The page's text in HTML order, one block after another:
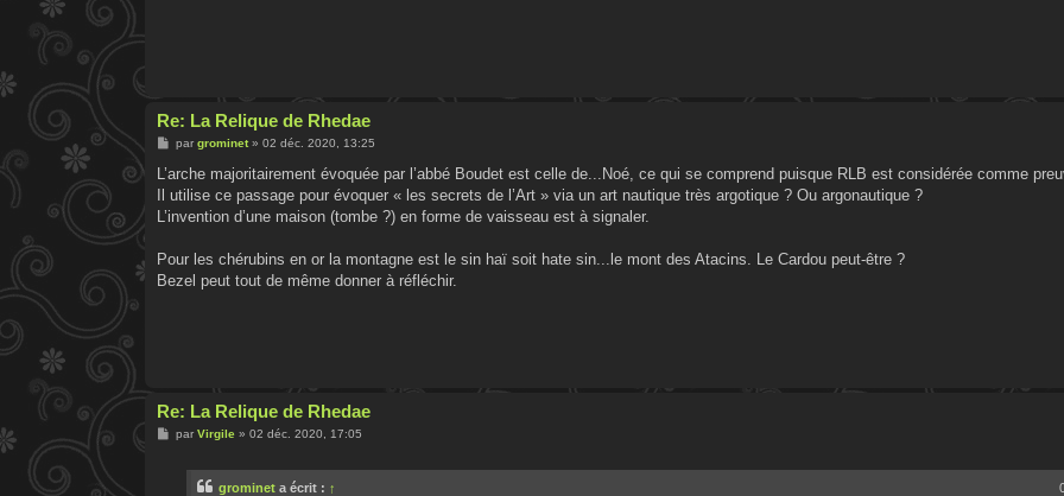
Re: La Relique de Rhedae
M
s
a
g
par grominet» 02 déc. 2020, 13:25
L’arche majoritairement évoquée par l’abbé Boudet est celle de...Noé, ce qui se comprend puisque RLB est considérée comme
Il utilise ce passage pour évoquer « les secrets de l’Art » via un art nautique très argotique ? Ou argonautique ?
L’invention d’une maison (tombe ?) en forme de vaisseau est à signaler.
Pour les chérubins en or la montagne est le sin haï soit hate sin...le mont des Atacins. Le Cardou peut-être ?
Bezel peut tout de même donner à réfléchir.
Re: La Relique de Rhedae
Mpar Virgile» 02 déc. 2020, 17:05
grominet a écrit : ↑